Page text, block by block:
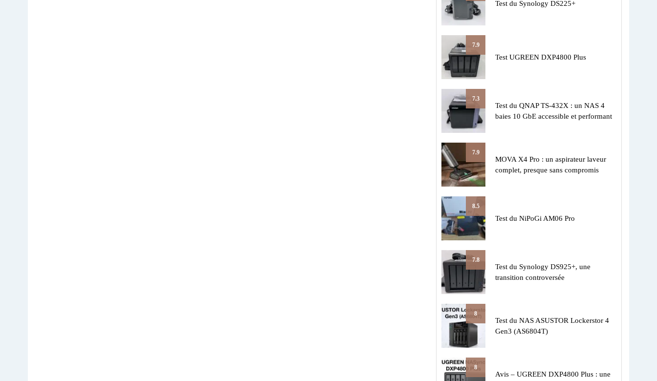
Test du Synology DS225+
7.9
Test UGREEN DXP4800 Plus
7.3
Test du QNAP TS-432X : un NAS 4
baies 10 GbE accessible et performant
7.9
MOVA X4 Pro : un aspirateur laveur
complet, presque sans compromis
8.5
Test du NiPoGi AM06 Pro
7.8
Test du Synology DS925+, une
transition controversée
8
Test du NAS ASUSTOR Lockerstor 4
Gen3 (AS6804T)
8
Avis – UGREEN DXP4800 Plus : une